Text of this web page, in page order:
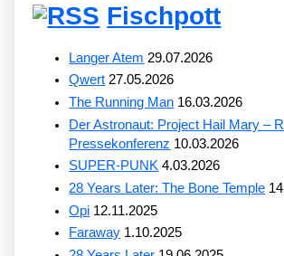
Fischpott
Langer Atem 29.07.2026
Qwert 27.05.2026
The Running Man 16.03.2026
Der Astronaut: Project Hail Mary –
Pressekonferenz 10.03.2026
SUPER-PUNK 4.03.2026
28 Years Later: The Bone Temple
Opi 12.11.2025
Faraway 1.10.2025